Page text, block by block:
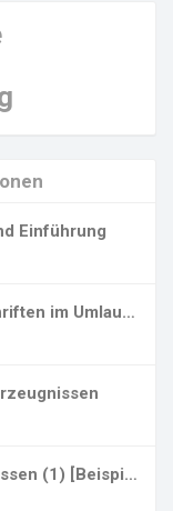
Einführung
Allgemeine Bewertungsvorschriften im Umlaufve...
Bewertung von Fertigerzeugnissen (1) [Beispie...